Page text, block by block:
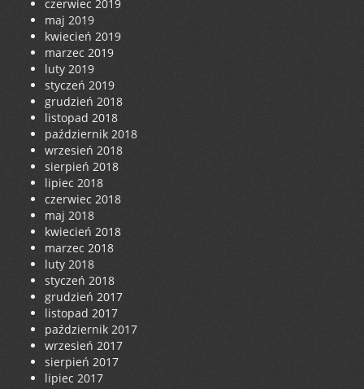
czerwiec 2019
maj 2019
kwiecień 2019
marzec 2019
luty 2019
styczeń 2019
grudzień 2018
listopad 2018
październik 2018
wrzesień 2018
sierpień 2018
lipiec 2018
czerwiec 2018
maj 2018
kwiecień 2018
marzec 2018
luty 2018
styczeń 2018
grudzień 2017
listopad 2017
październik 2017
wrzesień 2017
sierpień 2017
lipiec 2017